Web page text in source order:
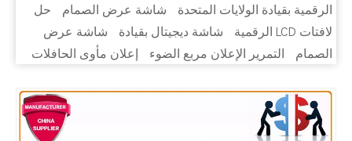
الرقمية بقيادة الولايات المتحدة
شاشة عرض الصمام
حل
لافتات LCD الرقمية
شاشة ديجيتال بقيادة
شاشة عرض
الصمام
التمرير الإعلان مربع الضوء إعلان مأوى الحافلات